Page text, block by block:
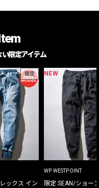
限定アイテム
限定
ックス イン
NEW
WP WESTPOINT
限定 SEAN/ショー